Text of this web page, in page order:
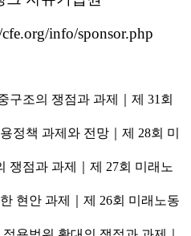
info/sponsor.php
구조의 쟁점과 과제｜제 31회
정책 과제와 전망｜제 28회 미
쟁점과 과제｜제 27회 미래노
현안 과제｜제 26회 미래노동